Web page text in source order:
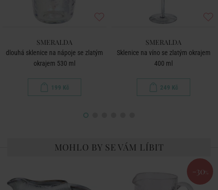
SMERALDA
dlouhá sklenice na nápoje se zlatým
okrajem 530 ml
199 Kč
SMERALDA
Sklenice na víno se zlatým okrajem
400 ml
249 Kč
MOHLO BY SE VÁM LÍBIT
-30 %